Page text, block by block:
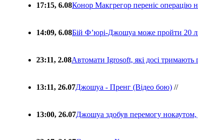
17:15, 6.08Конор Макгрегор переніс операцію
14:09, 6.08Бій Ф’юрі-Джошуа може пройти 20
23:11, 2.08Автомати Igrosoft, які досі
13:11, 26.07Джошуа - Пренг (Відео бою) //
13:00, 26.07Джошуа здобув перемогу нокаутом,